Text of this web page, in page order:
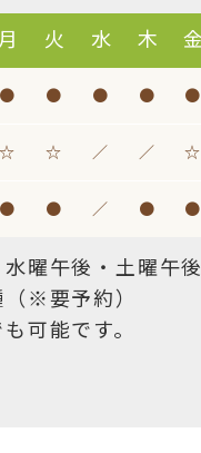
月 火 水 木 金
● ● ● ● ●
☆ ☆ ／ ／ ☆
● ● ／ ● ●
曜午後・土曜午後
※要予約）
可能です。